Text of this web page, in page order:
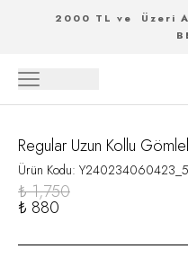
2000 TL ve Üzeri
Regular Uzun Kollu
Ürün Kodu:
₺ 1,750
₺ 880